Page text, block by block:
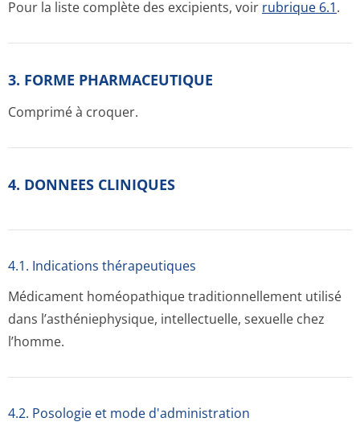
Pour la liste complète des excipients, voir rubrique 6.1.
3. FORME PHARMACEUTIQUE
Comprimé à croquer.
4. DONNEES CLINIQUES
4.1. Indications thérapeutiques
Médicament homéopathique traditionnellement utilisé
dans l’asthéniephysique, intellectuelle, sexuelle chez
l’homme.
4.2. Posologie et mode d'administration